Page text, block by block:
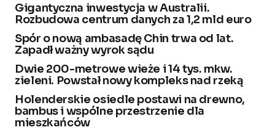
Gigantyczna inwestycja w Australii.
Rozbudowa centrum danych za 1,2 mld euro
Spór o nową ambasadę Chin trwa od lat.
Zapadł ważny wyrok sądu
Dwie 200-metrowe wieże i 14 tys. mkw.
zieleni. Powstał nowy kompleks nad rzeką
Holenderskie osiedle postawi na drewno,
bambus i wspólne przestrzenie dla
mieszkańców